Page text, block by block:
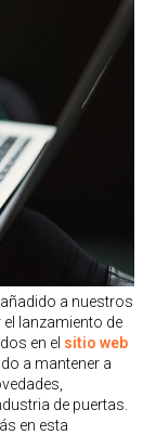
a nuestros
lanzamiento de
en el sitio web
a mantener a
de puertas.
en esta